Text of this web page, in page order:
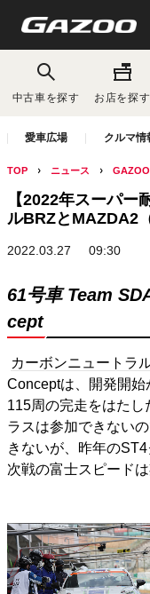
中古車を探す お店を探す
愛車広場 クルマ情
TOP ニュース
【2022年スーパ
ルBRZとMAZDA2
2022.03.27 09:30
61号車 Team
cept
カーボンニュートラ
Conceptは、開発開
115周の完走をはた
ラスは参加できない
きないが、昨年の
次戦の富士スピードは